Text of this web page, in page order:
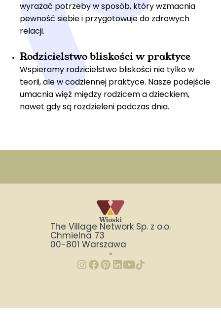
wyrażać potrzeby w sposób, który wzmacnia
pewność siebie i przygotowuje do zdrowych
relacji.
Rodzicielstwo bliskości w praktyce
Wspieramy rodzicielstwo bliskości nie tylko w
teorii, ale w codziennej praktyce. Nasze podejście
umacnia więź między rodzicem a dzieckiem,
nawet gdy są rozdzieleni podczas dnia.
The Village Network Sp. z o.o.
Chmielna 73
00-801 Warszawa